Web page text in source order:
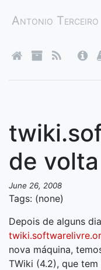
Antonio Terceiro
de
June 26, 2008
Tags: (none)
Depois de alguns
nova máquina,
TWiki (4.2), que